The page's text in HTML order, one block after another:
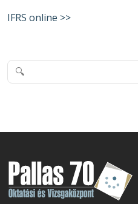
IFRS online >>